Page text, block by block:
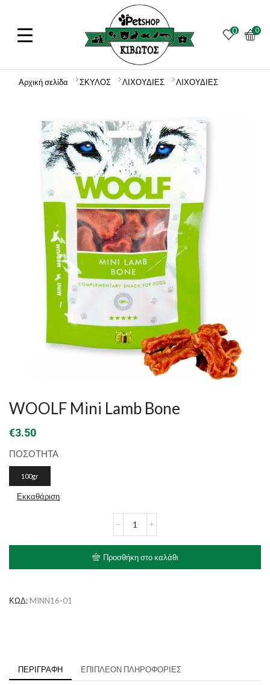
0 0
Αρχική σελίδα ΣΚΥΛΟΣ ΛΙΧΟΥΔΙΕΣ ΛΙΧΟΥΔΙΕΣ
WOOLF Mini Lamb Bone
€3.50
ΠΟΣΟΤΗΤΑ
100gr
Εκκαθάριση
ποσότητα
Προσθήκη στο καλάθι
ΚΩΔ: MINN16-01
ΠΕΡΙΓΡΑΦΉ ΕΠΙΠΛΈΟΝ ΠΛΗΡΟΦΟΡΊΕΣ